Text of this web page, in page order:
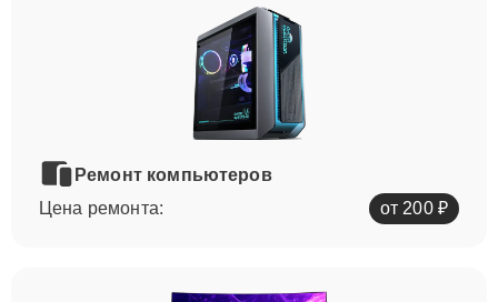
Ремонт компьютеров
Цена ремонта:
от 200 ₽